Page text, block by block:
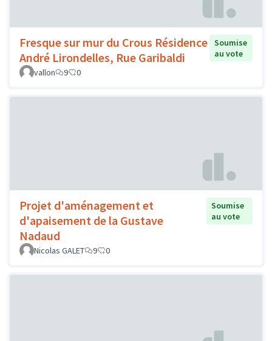
Fresque sur mur du Crous Résidence
André Lirondelles, Rue Garibaldi
Soumise
au vote
vallon
9 0
Projet d'aménagement et
d'apaisement de la Gustave
Nadaud
Soumise
au vote
Nicolas GALET 9 0